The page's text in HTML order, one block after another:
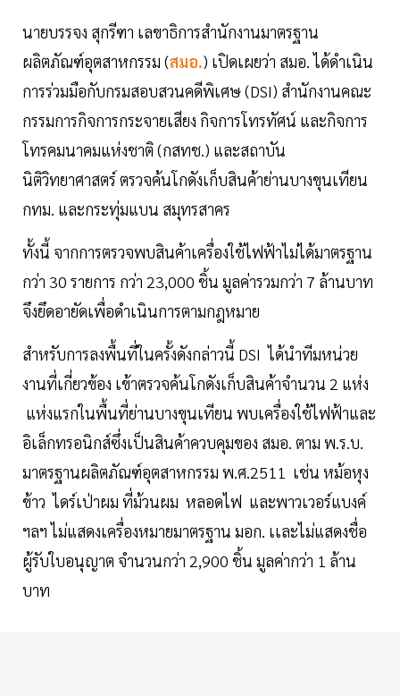
นายบรรจง สุกรีฑา เลขาธิการสำนักงานมาตรฐาน
ผลิตภัณฑ์อุตสาหกรรม (สมอ.) เปิดเผยว่า สมอ. ได้ดำเนิน
การร่วมมือกับกรมสอบสวนคดีพิเศษ (DSI) สำนักงานคณะ
กรรมการกิจการกระจายเสียง กิจการโทรทัศน์ และกิจการ
โทรคมนาคมแห่งชาติ (กสทช.) และสถาบัน
นิติวิทยาศาสตร์ ตรวจค้นโกดังเก็บสินค้าย่านบางขุนเทียน
กทม. และกระทุ่มแบน สมุทรสาคร
ทั้งนี้ จากการตรวจพบสินค้าเครื่องใช้ไฟฟ้าไม่ได้มาตรฐาน
กว่า 30 รายการ กว่า 23,000 ชิ้น มูลค่ารวมกว่า 7 ล้านบาท
จึงยึดอายัดเพื่อดำเนินการตามกฎหมาย
สำหรับการลงพื้นที่ในครั้งดังกล่าวนี้ DSI ได้นำทีมหน่วย
งานที่เกี่ยวข้อง เข้าตรวจค้นโกดังเก็บสินค้าจำนวน 2 แห่ง
แห่งแรกในพื้นที่ย่านบางขุนเทียน พบเครื่องใช้ไฟฟ้าและ
อิเล็กทรอนิกส์ซึ่งเป็นสินค้าควบคุมของ สมอ. ตาม พ.ร.บ.
มาตรฐานผลิตภัณฑ์อุตสาหกรรม พ.ศ.2511 เช่น หม้อหุง
ข้าว ไดร์เป่าผม ที่ม้วนผม หลอดไฟ และพาวเวอร์แบงค์
ฯลฯ ไม่แสดงเครื่องหมายมาตรฐาน มอก. เเละไม่แสดงชื่อ
ผู้รับใบอนุญาต จำนวนกว่า 2,900 ชิ้น มูลค่ากว่า 1 ล้าน
บาท